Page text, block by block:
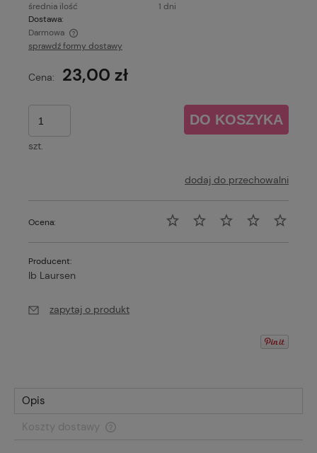
średnia ilość
1 dni
Dostawa:
Darmowa
Cena nie zawiera ewentualnych kosztów płatności
sprawdź formy dostawy
Cena: 23,00 zł
szt.
DO KOSZYKA
dodaj do przechowalni
Ocena:
Producent:
Ib Laursen
zapytaj o produkt
Opis
Koszty dostawy
Cena nie zawiera ewentualnych kosztów płatności